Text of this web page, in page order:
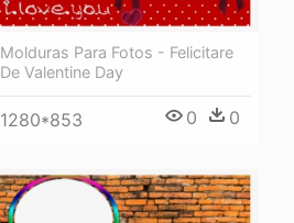
Molduras Para Fotos - Felicitare
De Valentine Day
1280*853 0 0